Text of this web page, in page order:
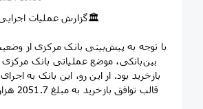
🏛گزارش عملیات اجرایی سیاست پولی🏛
با توجه به پیش‌بینی بانک مرکزی از
بین‌بانکی، موضع عملیاتی بانک مرکزی
بازخرید بود. از این رو، این بانک به اجرای
قالب